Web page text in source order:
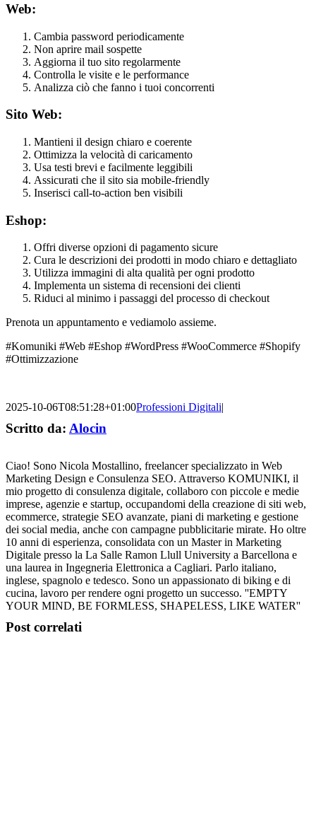
Web:
Cambia password periodicamente
Non aprire mail sospette
Aggiorna il tuo sito regolarmente
Controlla le visite e le performance
Analizza ciò che fanno i tuoi concorrenti
Sito Web:
Mantieni il design chiaro e coerente
Ottimizza la velocità di caricamento
Usa testi brevi e facilmente leggibili
Assicurati che il sito sia mobile-friendly
Inserisci call-to-action ben visibili
Eshop:
Offri diverse opzioni di pagamento sicure
Cura le descrizioni dei prodotti in modo chiaro e dettagliato
Utilizza immagini di alta qualità per ogni prodotto
Implementa un sistema di recensioni dei clienti
Riduci al minimo i passaggi del processo di checkout
Prenota un appuntamento e vediamolo assieme.
#Komuniki #Web #Eshop #WordPress #WooCommerce #Shopify
#Ottimizzazione
2025-10-06T08:51:28+01:00Professioni Digitali|
Scritto da: Alocin
Ciao! Sono Nicola Mostallino, freelancer specializzato in Web
Marketing Design e Consulenza SEO. Attraverso KOMUNIKI, il
mio progetto di consulenza digitale, collaboro con piccole e medie
imprese, agenzie e startup, occupandomi della creazione di siti web,
ecommerce, strategie SEO avanzate, piani di marketing e gestione
dei social media, anche con campagne pubblicitarie mirate. Ho oltre
10 anni di esperienza, consolidata con un Master in Marketing
Digitale presso la La Salle Ramon Llull University a Barcellona e
una laurea in Ingegneria Elettronica a Cagliari. Parlo italiano,
inglese, spagnolo e tedesco. Sono un appassionato di biking e di
cucina, lavoro per rendere ogni progetto un successo. ''EMPTY
YOUR MIND, BE FORMLESS, SHAPELESS, LIKE WATER''
Post correlati